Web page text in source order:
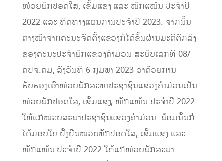
ໜ່ວຍພັກປອດໃສ, ເຂັ້ມແຂງ ແລະ ໜັກແໜ້ນ ປະຈໍາປີ
2022 ແລະ ທິດທາງແຜນການປະຈໍາປີ 2023. ຈາກນັ້ນ
ຕາງໜ້າຈາກຄະນະຈັດຕັ້ງແຂວງກໍ່ໄດ້ຂຶ້ນຜ່ານມະຕິຕົກລົງ
ຂອງຄະນະປະຈໍາພັກແຂວງຄໍາມ່ວນ ສະບັບເລກທີ 08/
ຄປຈ.ຄມ, ລົງວັນທີ 6 ກຸມພາ 2023 ວ່າດ້ວຍການ
ຮັບຮອງເອົາໜ່ວຍພັກສະພາປະຊາຊົນແຂວງຄໍາມ່ວນເປັນ
ໜ່ວຍພັກປອດໃສ, ເຂັ້ມແຂງ, ໜັກແໜ້ນ ປະຈໍາປີ 2022
ໃຫ້ແກ່ໜ່ວຍສະພາປະຊາຊົນແຂວງຄຳມ່ວນ ພ້ອມນັ້ນກໍ
ໄດ້ມອບໃບ ຢັ້ງຢືນໜ່ວຍພັກປອດໃສ, ເຂັ້ມແຂງ ແລະ
ໜັກແໜ້ນ ປະຈໍາປີ 2022 ໃຫ້ແກ່ໜ່ວຍພັກສະພາ